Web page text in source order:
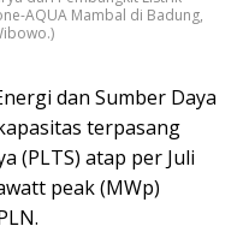
AQUA Mambal di Badung,
dan Sumber Daya
terpasang
(PLTS) atap per Juli
peak (MWp)